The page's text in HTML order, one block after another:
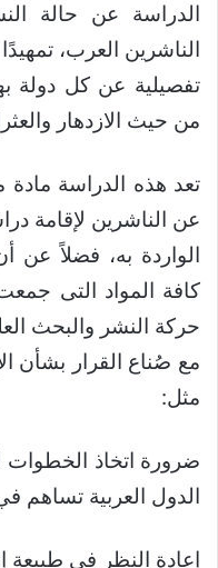
الدراسة عن حالة
الناشرين العرب،
تفصيلية عن كل دولة
من حيث الازدهار
تعد هذه الدراسة مادة
عن الناشرين لإقامة
الواردة به، فضلاً عن
كافة المواد التى
حركة النشر والبحث
مع صُناع القرار بشأن
مثل:
ضرورة اتخاذ الخطوات
الدول العربية تساهم
إعادة النظر في طبيعة